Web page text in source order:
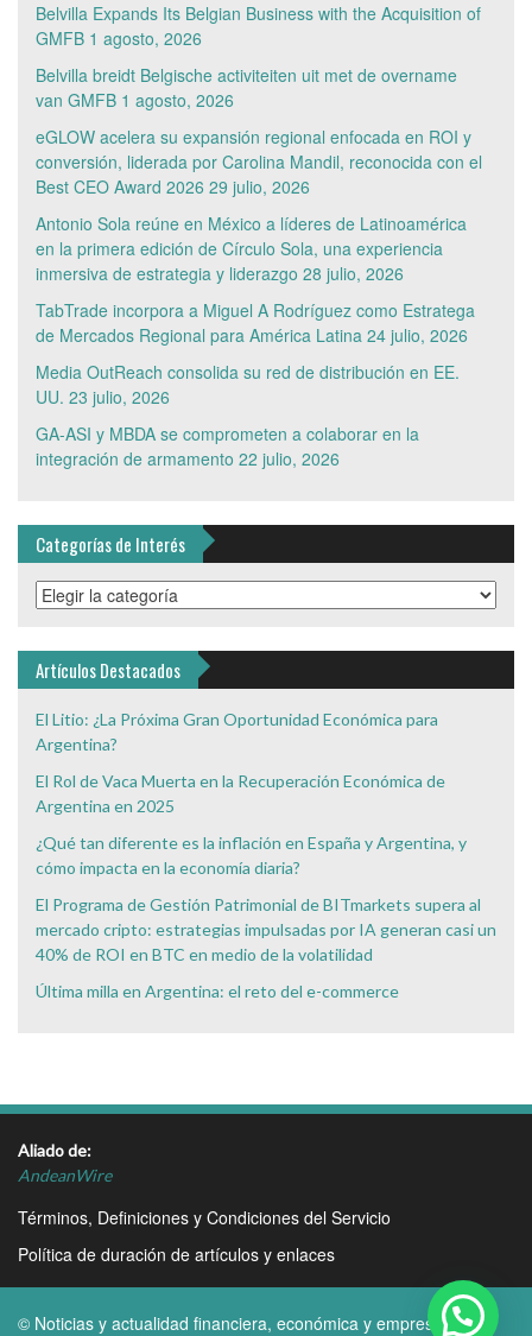
Belvilla Expands Its Belgian Business with the Acquisition of
GMFB 1 agosto, 2026
Belvilla breidt Belgische activiteiten uit met de overname
van GMFB 1 agosto, 2026
eGLOW acelera su expansión regional enfocada en ROI y
conversión, liderada por Carolina Mandil, reconocida con el
Best CEO Award 2026 29 julio, 2026
Antonio Sola reúne en México a líderes de Latinoamérica
en la primera edición de Círculo Sola, una experiencia
inmersiva de estrategia y liderazgo 28 julio, 2026
TabTrade incorpora a Miguel A Rodríguez como Estratega
de Mercados Regional para América Latina 24 julio, 2026
Media OutReach consolida su red de distribución en EE.
UU. 23 julio, 2026
GA-ASI y MBDA se comprometen a colaborar en la
integración de armamento 22 julio, 2026
Categorías de Interés
Categorías
de
Artículos Destacados
El Litio: ¿La Próxima Gran Oportunidad Económica para
Argentina?
El Rol de Vaca Muerta en la Recuperación Económica de
Argentina en 2025
¿Qué tan diferente es la inflación en España y Argentina, y
cómo impacta en la economía diaria?
El Programa de Gestión Patrimonial de BITmarkets supera al
mercado cripto: estrategias impulsadas por IA generan casi un
40% de ROI en BTC en medio de la volatilidad
Última milla en Argentina: el reto del e-commerce
Aliado de:
AndeanWire
Términos, Definiciones y Condiciones del Servicio
Política de duración de artículos y enlaces
© Noticias y actualidad financiera, económica y empresarial